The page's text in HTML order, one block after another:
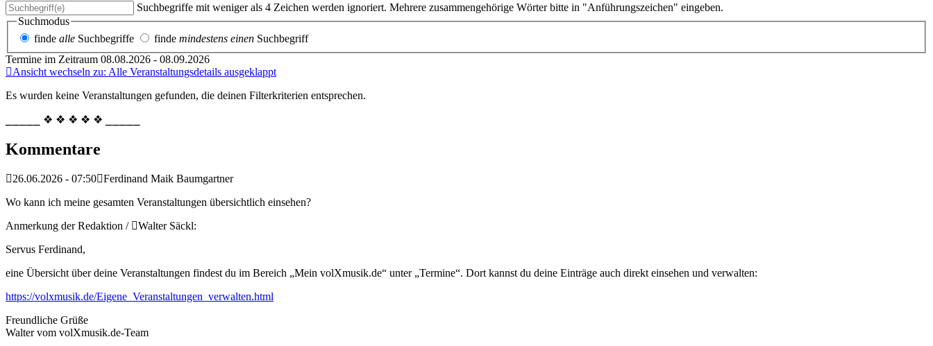
Suchbegriffe mit weniger als 4 Zeichen werden ignoriert. Mehrere zusammengehörige Wörter bitte in "Anführungszeichen" eingeben.
Suchmodus
finde alle Suchbegriffe finde mindestens einen Suchbegriff
Termine im Zeitraum 08.08.2026 - 08.09.2026
Ansicht wechseln zu: Alle Veranstaltungsdetails ausgeklappt
Es wurden keine Veranstaltungen gefunden, die deinen Filterkriterien entsprechen.
⎯⎯⎯⎯⎯ ❖ ❖ ❖ ❖ ❖ ⎯⎯⎯⎯⎯
Kommentare
26.06.2026 - 07:50 Ferdinand Maik Baumgartner
Wo kann ich meine gesamten Veranstaltungen übersichtlich einsehen?
Anmerkung der Redaktion /
Walter Säckl:
Servus Ferdinand,
eine Übersicht über deine Veranstaltungen findest du im Bereich „Mein volXmusik.de“ unter „Termine“. Dort kannst du deine Einträge auch direkt einsehen und verwalten:
https://volxmusik.de/Eigene_Veranstaltungen_verwalten.html
Freundliche Grüße
Walter vom volXmusik.de-Team